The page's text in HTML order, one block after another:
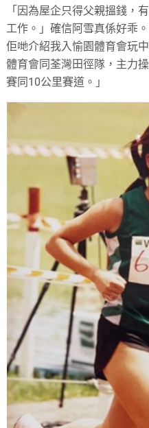
「因為屋企只得父親搵錢，
工作。」確信阿雪真係好乖
佢哋介紹我入愉園體育會玩
體育會同荃灣田徑隊，主力
賽同10公里賽道。」